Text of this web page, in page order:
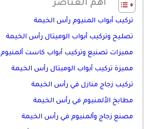
أهم العناصر
تركيب أبواب المنيوم رأس الخيمة
تصليح وتركيب أبواب الوميتال رأس الخيمة
مميزات تصنيع وتركيب أبواب كاست ألمنيوم
مميزة تركيب أبواب الوميتال رأس الخيمة
تركيب زجاج منازل في رأس الخيمة
مطابخ الألمنيوم في رأس الخيمة
مصنع زجاج وألمنيوم في رأس الخيمة